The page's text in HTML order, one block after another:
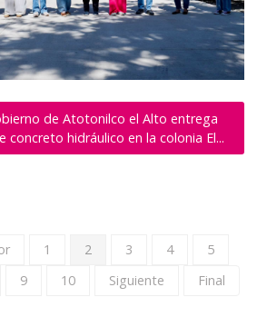
de Atotonilco el Alto entrega
concreto hidráulico en la colonia El...
1 2 3 4
5
9 10 Siguiente Final